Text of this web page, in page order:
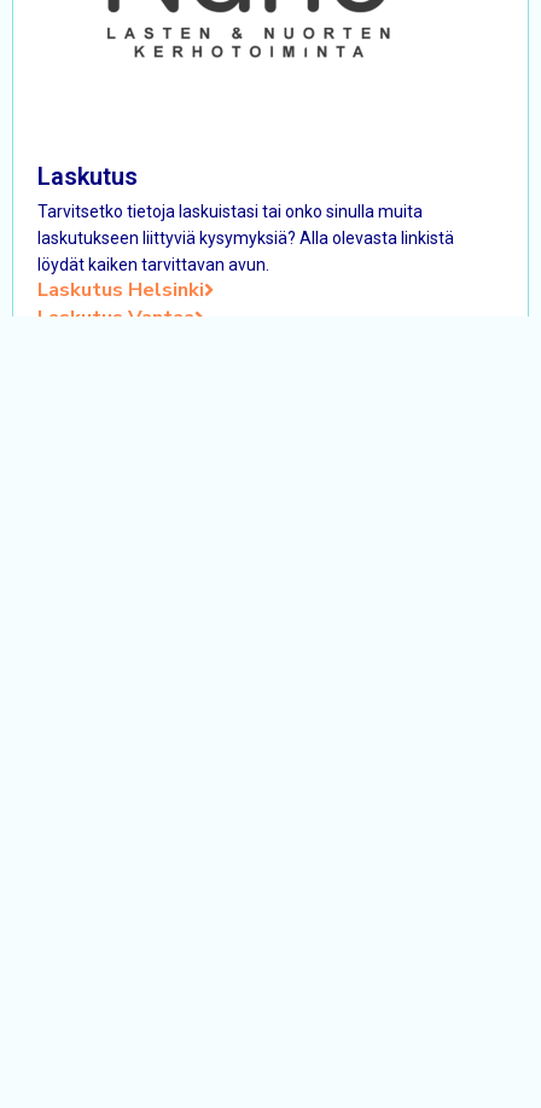
Laskutus
Tarvitsetko tietoja laskuistasi tai onko sinulla muita
laskutukseen liittyviä kysymyksiä? Alla olevasta linkistä
löydät kaiken tarvittavan avun.
Laskutus Helsinki
Laskutus Vantaa